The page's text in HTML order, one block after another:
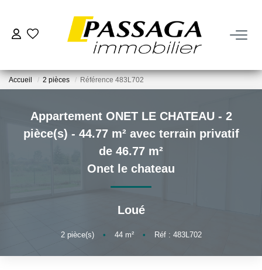
VENDRE
Estimation
FAIRE GÉRER
Accueil 2 pièces Référence 483L702
Appartement ONET LE CHATEAU - 2
pièce(s) - 44.77 m² avec terrain privatif
de 46.77 m²
Onet le chateau
Loué
2pièce(s) • 44m² • Réf : 483L702